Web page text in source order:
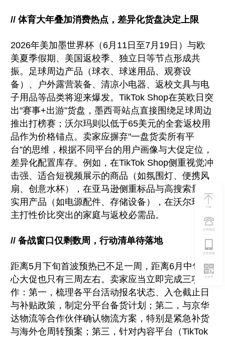
TOP
公司电话
合作洽谈
公众号
// 体育大年叠加消费热点，差异化货盘决定上限
2026年美加墨世界杯（6月11日至7月19日）与欧
美夏季假期、美国返校季、独立日等节点形成共
振。足球周边产品（球衣、球迷用品、观赛设
备）、户外露营装备、清凉小电器、返校文具与电
子用品等品类将迎来爆发。TikTok Shop在英欧日突
出"赛事+出游”货盘，墨西哥站点直接围绕足球周边
推出打榜赛；沃尔玛则以低于65美元的全套返校用
品作为价格锚点。卖家应摒弃"一盘货卖所有平
台”的思维，根据不同平台的用户画像与大促定位，
差异化配置库存。例如，在TikTok Shop侧重视觉冲
击强、适合短视频展示的商品（如氛围灯、便携风
扇、创意水杯），在亚马逊侧重标品与高搜索量的
实用产品（如电源配件、存储设备），在沃尔玛则
主打性价比突出的家庭与返校必需品。
// 备战窗口仅剩数周，行动清单待落地
距离5月下旬首波预热已不足一周，距离6月中旬核
心大促也只有三周左右。卖家应当立即完成三项动
作：第一，梳理各平台活动报名状态、入仓截止日
与补贴政策，制定分平台备货计划；第二，与京华
达物流等合作伙伴确认物流方案，特别是紧急补货
与海外仓周转预案；第三，针对内容平台（TikTok